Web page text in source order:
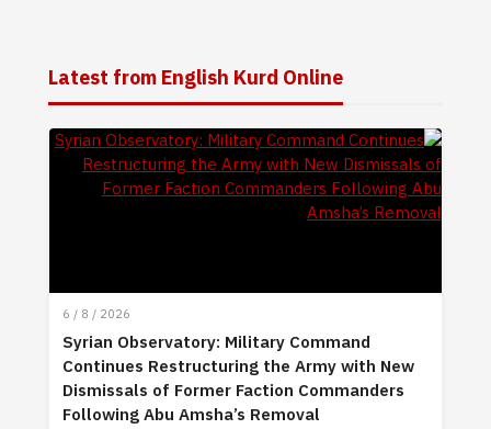
Latest from English Kurd Online
6 / 8 / 2026
Syrian Observatory: Military Command
Continues Restructuring the Army with New
Dismissals of Former Faction Commanders
Following Abu Amsha’s Removal